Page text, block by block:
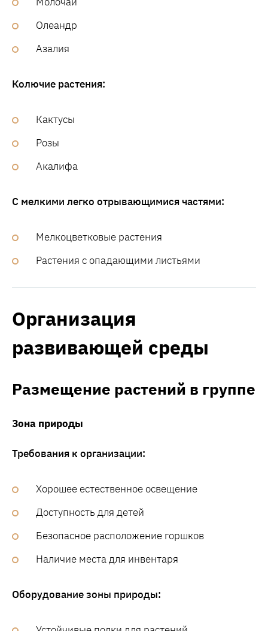
Олеандр
Азалия
Колючие растения:
Кактусы
Розы
Акалифа
С мелкими легко отрывающимися частями:
Мелкоцветковые растения
Растения с опадающими листьями
Организация
развивающей среды
Размещение растений в группе
Зона природы
Требования к организации:
Хорошее естественное освещение
Доступность для детей
Безопасное расположение горшков
Наличие места для инвентаря
Оборудование зоны природы: